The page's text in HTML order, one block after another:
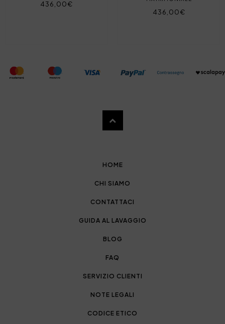
436,00€
436,00€
HOME
CHI SIAMO
CONTATTACI
GUIDA AL LAVAGGIO
BLOG
FAQ
SERVIZIO CLIENTI
NOTE LEGALI
CODICE ETICO